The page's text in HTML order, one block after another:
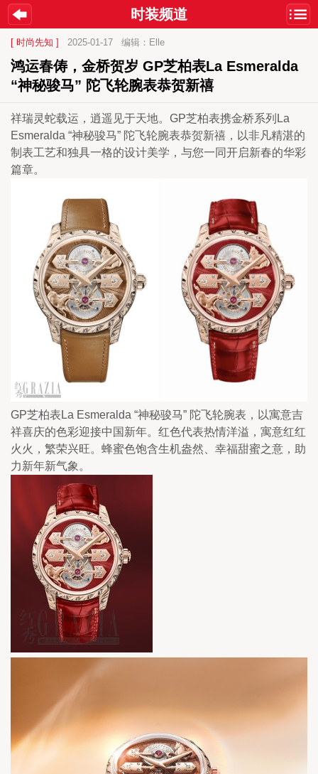
时装频道
[ 时尚先知 ] 2025-01-17 编辑：Elle
鸿运春俦，金桥贺岁 GP芝柏表La Esmeralda
“神秘骏马” 陀飞轮腕表恭贺新禧
祥瑞灵蛇载运，逍遥见于天地。GP芝柏表携金桥系列La
Esmeralda “神秘骏马” 陀飞轮腕表恭贺新禧，以非凡精湛的
制表工艺和独具一格的设计美学，与您一同开启新春的华彩
篇章。
GP芝柏表La Esmeralda “神秘骏马” 陀飞轮腕表，以寓意吉
祥喜庆的色彩迎接中国新年。红色代表热情洋溢，寓意红红
火火，繁荣兴旺。蜂蜜色饱含生机盎然、幸福甜蜜之意，助
力新年新气象。